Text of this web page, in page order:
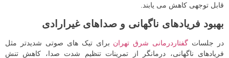
قابل توجهی کاهش می یابند.
بهبود فریادهای ناگهانی و صداهای غیرارادی
در جلسات گفتاردرمانی شرق تهران برای تیک‌ های صوتی شدیدتر مثل
فریادهای ناگهانی، درمانگر از تمرینات تنظیم شدت صدا، کاهش تنش